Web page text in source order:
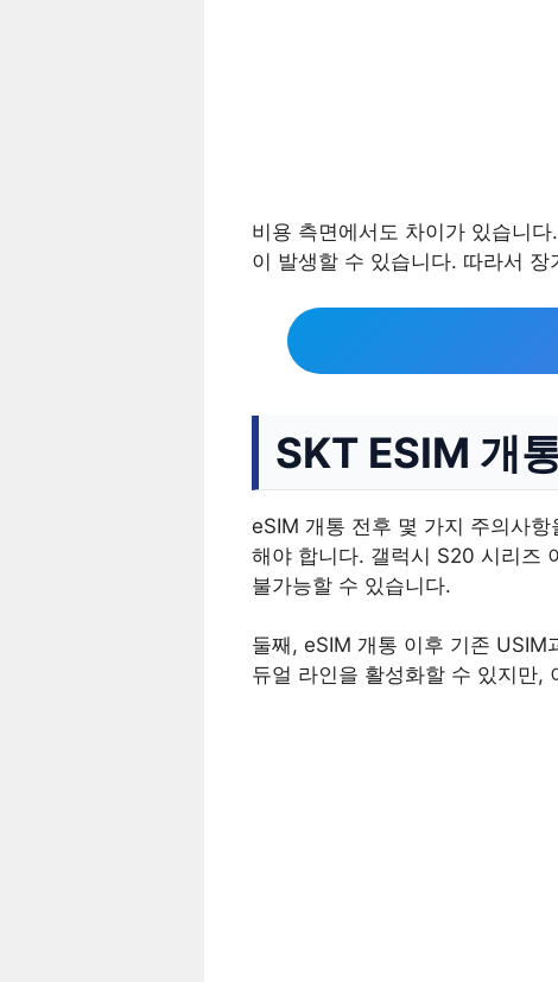
비용 측면에서도 차이가 있습니
이 발생할 수 있습니다. 따라서
SKT ESIM 개
eSIM 개통 전후 몇 가지 주의사
해야 합니다. 갤럭시 S20 시리즈
불가능할 수 있습니다.
둘째, eSIM 개통 이후 기존 USIM
듀얼 라인을 활성화할 수 있지만,